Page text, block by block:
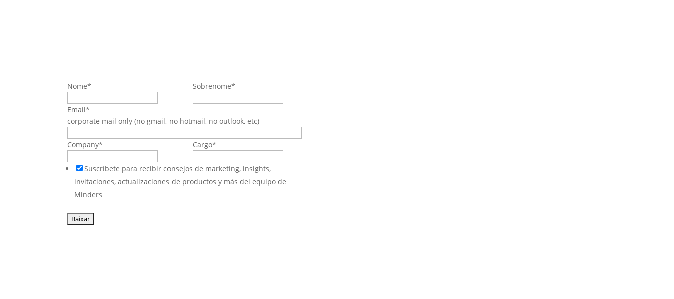
Nome* Sobrenome*
Email*
corporate mail only (no gmail, no hotmail, no outlook, etc)
Company* Cargo*
Suscríbete para recibir consejos de marketing, insights,
invitaciones, actualizaciones de productos y más del equipo de
Minders